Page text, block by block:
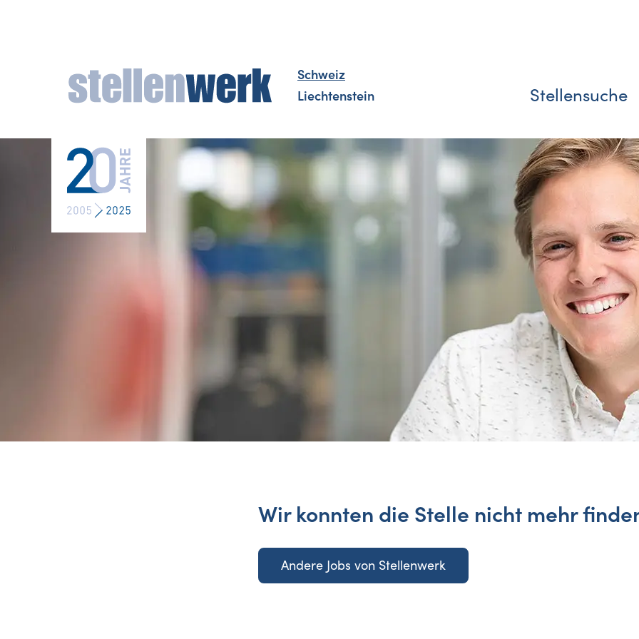
Schweiz
Liechtenstein
Stellensuche
Wir konnten die Stelle nicht mehr
Andere Jobs von Stellenwerk